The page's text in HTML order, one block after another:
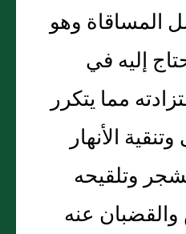
المساقاة وهو
إليه في
مما يتكرر
الأنهار
وتلقيحه
عنه